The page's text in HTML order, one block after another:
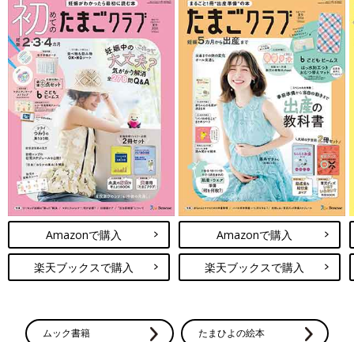
Amazonで購入
楽天ブックスで購入
Amazonで購入
楽天ブックスで購入
ムック書籍 たまひよの絵本